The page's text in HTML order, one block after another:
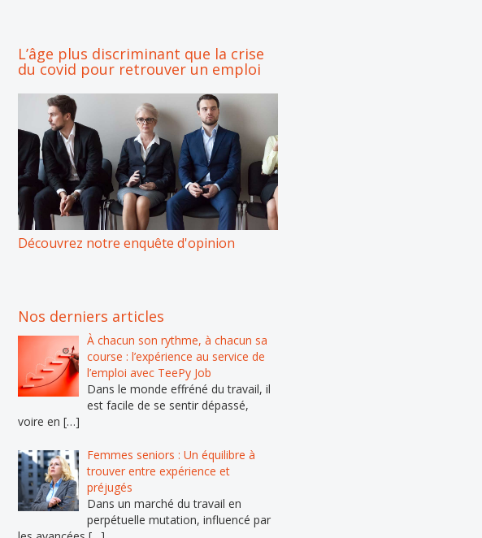
L’âge plus discriminant que la crise
du covid pour retrouver un emploi
Découvrez notre enquête d'opinion
Nos derniers articles
À chacun son rythme, à chacun sa
course : l’expérience au service de
l’emploi avec TeePy Job
Dans le monde effréné du travail, il
est facile de se sentir dépassé,
voire en […]
Femmes seniors : Un équilibre à
trouver entre expérience et
préjugés
Dans un marché du travail en
perpétuelle mutation, influencé par